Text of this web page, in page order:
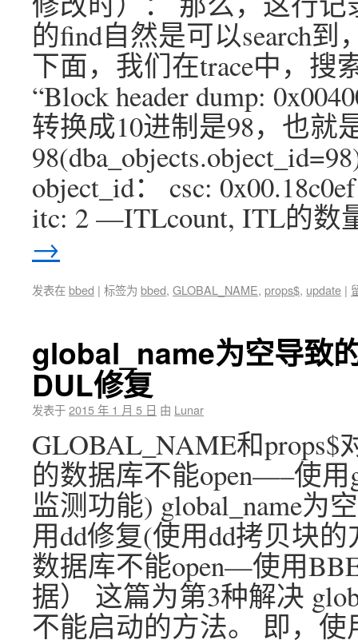
的find自然是可以search
下面，我们在trace中，搜
“Block header dump:
转换成10进制是98，也就
object_id： csc:
itc: 2 —ITLcount, ITL的
→
发表在bbed | 标签为 bbed, GLOBAL_NAME, props$, update |
global_name为空导致
DUL修复
发表于2015 年 1 月 5 日 由 Lunar
GLOBAL_NAME和props$
的数据库不能open—–使
监测功能) global_name为
用dd修复(使用dd拷贝块
数据库不能open—使用
据） 这篇为第3种解决
不能启动的方法。 即，